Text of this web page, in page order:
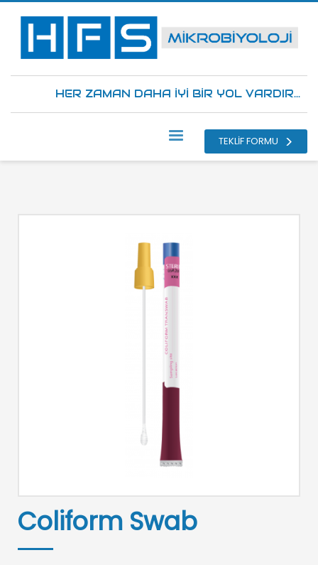
HER ZAMAN DAHA İYİ BİR YOL VARDIR...
TEKLİF FORMU
Coliform Swab